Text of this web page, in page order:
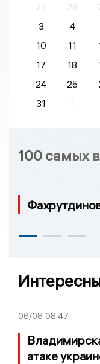
27
28
3
4
10
11
17
18
24
25
31
1
100 самых
06/08 08:47
атаке